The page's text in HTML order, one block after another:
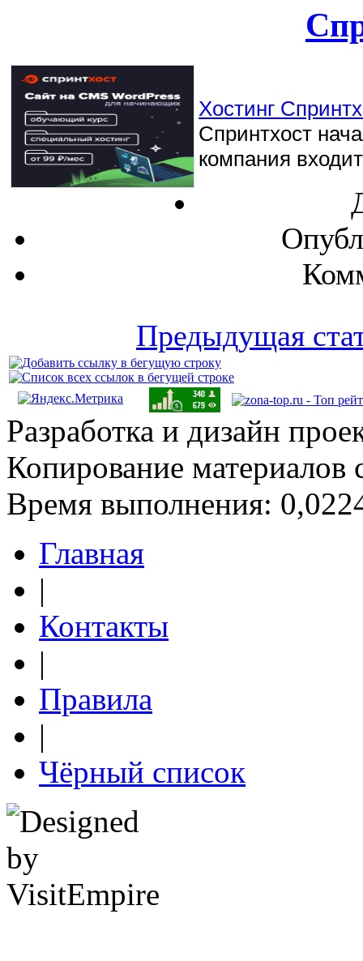
Хостинг
Спринтхост
компания
Предыдущая
Разработка и дизайн
Копирование материалов
Время выполнения:
Главная
|
Контакты
|
Правила
|
Чёрный список